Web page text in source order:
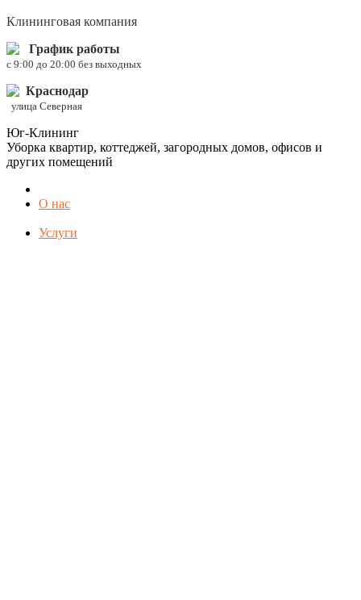
Клининговая компания
График работы
c 9:00 до 20:00 без выходных
Краснодар
улица Северная
Юг-Клининг
Уборка квартир, коттеджей, загородных домов, офисов и
других помещений
О нас
Услуги